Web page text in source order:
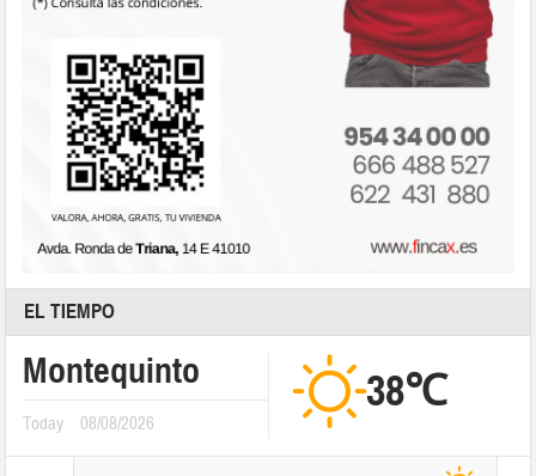
EL TIEMPO
Montequinto
Today 08/08/2026
38℃